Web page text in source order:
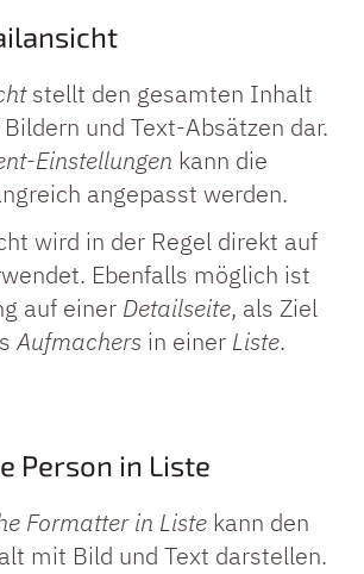
stellt den gesamten Inhalt
und Text-Absätzen dar.
Einstellungen kann die
angepasst werden.
wird in der Regel direkt auf
Ebenfalls möglich ist
auf einer Detailseite, als Ziel
Aufmachers in einer Liste.
Person in Liste
Formatter in Liste kann den
mit Bild und Text darstellen.